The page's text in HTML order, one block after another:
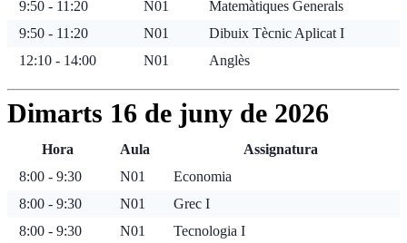
9:50 - 11:20
N01
Matemàtiques Generals
9:50 - 11:20
N01
Dibuix Tècnic Aplicat I
12:10 - 14:00
N01 Anglès
Dimarts 16 de juny de 2026
Hora Aula
Assignatura
8:00 - 9:30
N01
Economia
8:00 - 9:30
N01
Grec I
8:00 - 9:30
N01
Tecnologia I